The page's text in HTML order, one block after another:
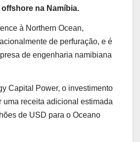
na Namíbia.
à Northern Ocean,
de perfuração, e é
de engenharia namibiana
Capital Power, o investimento
uma receita adicional estimada
de USD para o Oceano